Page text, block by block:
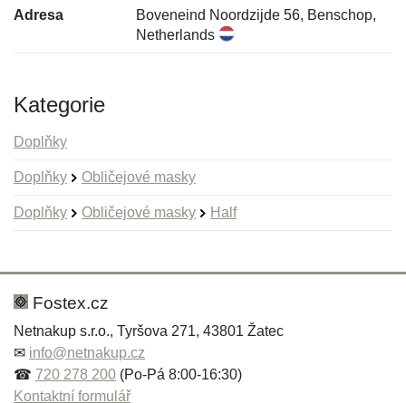
Adresa
Boveneind Noordzijde 56, Benschop,
Netherlands
Kategorie
Doplňky
Doplňky Obličejové masky
Doplňky Obličejové masky Half
Hodnocení:
Jméno: *
Jméno:
E-mail:*
Fostex.cz
Netnakup s.r.o., Tyršova 271, 43801 Žatec
✉ info@netnakup.cz
☎ 720 278 200 (Po-Pá 8:00-16:30)
Kontaktní formulář